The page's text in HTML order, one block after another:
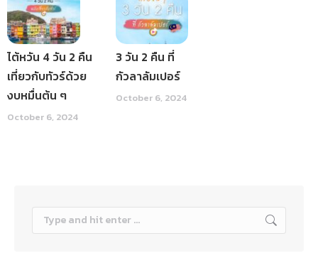
ไต้หวัน 4 วัน 2 คืน
เที่ยวกับทัวร์ด้วย
งบหมื่นต้น ๆ
October 6, 2024
3 วัน 2 คืน ที่
กัวลาลัมเปอร์
October 6, 2024
Search: